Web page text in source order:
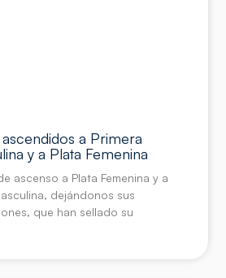
a Primera
y a Plata Femenina
ascenso a Plata Femenina y a
dejándonos sus
que han sellado su